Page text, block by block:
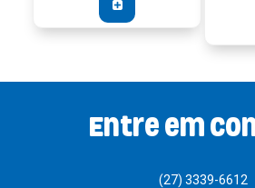
Entre em
(27) 3339-6612